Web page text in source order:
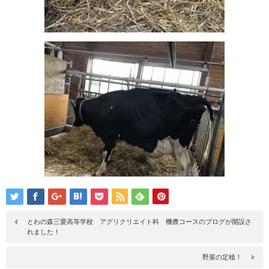
とわの森三愛高等学校 アグリクリエイト科 機農コースのブログが開設さ
れました！
野菜の定植！